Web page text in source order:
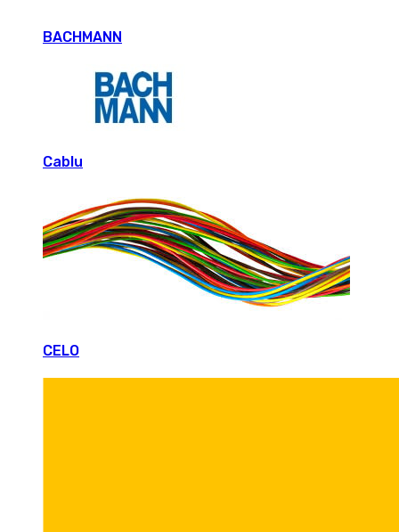
BACHMANN
Cablu
CELO